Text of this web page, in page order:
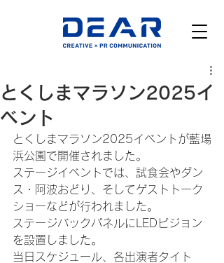
とくしまマラソン2025イ
ベント
とくしまマラソン2025イベントが藍場
浜公園で開催されました。
ステージイベントでは、試食会やダン
ス・阿波おどり、そしてゲストトーク
ショーなどが行われました。
ステージバックパネルにLEDビジョン
を設置しました。
当日スケジュール、各出演者タイト